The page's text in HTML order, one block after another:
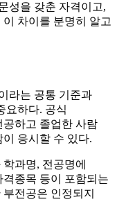
성을 갖춘 자격이고,
차이를 분명히 알고
라는 공통 기준과
요하다. 공식
하고 졸업한 사람
응시할 수 있다.
과명, 전공명에
종목 등이 포함되는
전공은 인정되지